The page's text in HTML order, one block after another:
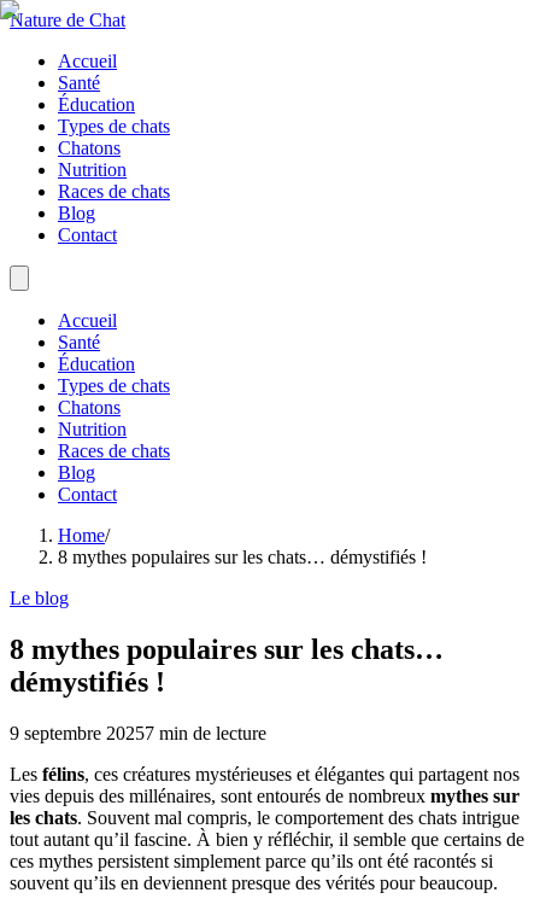
Nature de Chat
Accueil
Santé
Éducation
Types de chats
Chatons
Nutrition
Races de chats
Blog
Contact
Accueil
Santé
Éducation
Types de chats
Chatons
Nutrition
Races de chats
Blog
Contact
Home/
8 mythes populaires sur les chats… démystifiés !
Le blog
8 mythes populaires sur les chats…
démystifiés !
9 septembre 20257 min de lecture
Les félins, ces créatures mystérieuses et élégantes qui partagent nos
vies depuis des millénaires, sont entourés de nombreux mythes sur
les chats. Souvent mal compris, le comportement des chats intrigue
tout autant qu’il fascine. À bien y réfléchir, il semble que certains de
ces mythes persistent simplement parce qu’ils ont été racontés si
souvent qu’ils en deviennent presque des vérités pour beaucoup.